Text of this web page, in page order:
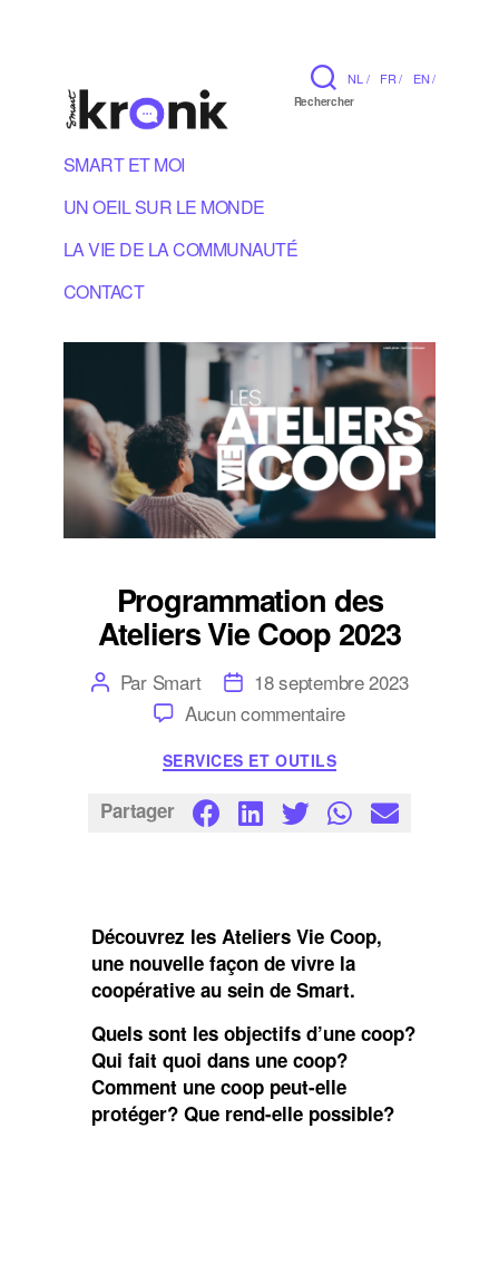
NL / FR / EN /
Rechercher
SMART ET MOI
UN OEIL SUR LE MONDE
LA VIE DE LA COMMUNAUTÉ
CONTACT
Programmation des
Ateliers Vie Coop 2023
Auteur
de
l’article
Par Smart Date
de
l’article
18 septembre 2023
Aucun commentairesur
Coop
2023
Catégories
SERVICES ET OUTILS
Partager
Découvrez les Ateliers Vie Coop,
une nouvelle façon de vivre la
coopérative au sein de Smart.
Quels sont les objectifs d’une coop?
Qui fait quoi dans une coop?
Comment une coop peut-elle
protéger? Que rend-elle possible?